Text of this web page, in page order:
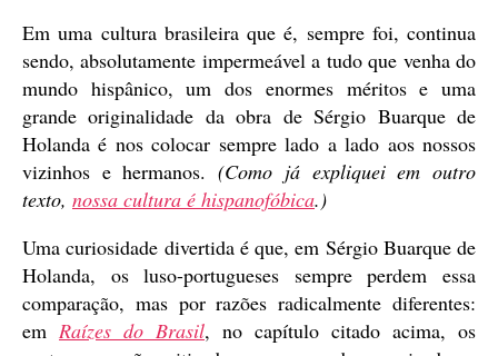
Em uma cultura brasileira que é, sempre foi, continua
sendo, absolutamente impermeável a tudo que venha do
mundo hispânico, um dos enormes méritos e uma
grande originalidade da obra de Sérgio Buarque de
Holanda é nos colocar sempre lado a lado aos nossos
vizinhos e hermanos.(Como já expliquei em outro
texto, nossa cultura é hispanofóbica.)
Uma curiosidade divertida é que, em Sérgio Buarque de
Holanda, os luso-portugueses sempre perdem essa
comparação, mas por razões radicalmente diferentes:
em Raízes do Brasil, no capítulo citado acima, os